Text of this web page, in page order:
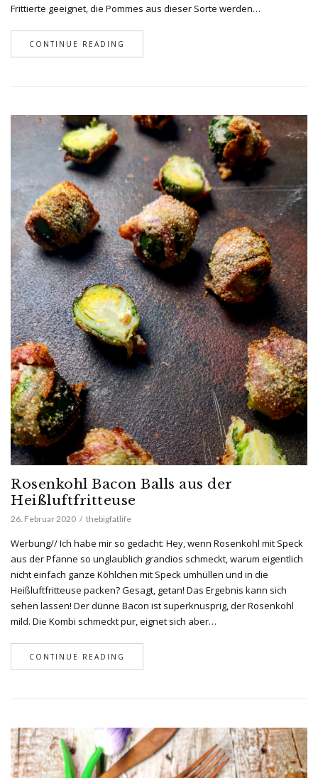
Frittierte geeignet, die Pommes aus dieser Sorte werden…
CONTINUE READING
Rosenkohl Bacon Balls aus der
Heißluftfritteuse
26. Februar 2020 thebigfatlife
Werbung// Ich habe mir so gedacht: Hey, wenn Rosenkohl mit Speck
aus der Pfanne so unglaublich grandios schmeckt, warum eigentlich
nicht einfach ganze Köhlchen mit Speck umhüllen und in die
Heißluftfritteuse packen? Gesagt, getan! Das Ergebnis kann sich
sehen lassen! Der dünne Bacon ist superknusprig, der Rosenkohl
mild. Die Kombi schmeckt pur, eignet sich aber…
CONTINUE READING